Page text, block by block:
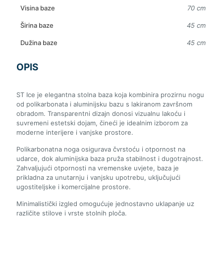
Visina baze 70 cm
Širina baze 45 cm
Dužina baze 45 cm
OPIS
ST Ice je elegantna stolna baza koja kombinira prozirnu nogu
od polikarbonata i aluminijsku bazu s lakiranom završnom
obradom. Transparentni dizajn donosi vizualnu lakoću i
suvremeni estetski dojam, čineći je idealnim izborom za
moderne interijere i vanjske prostore.
Polikarbonatna noga osigurava čvrstoću i otpornost na
udarce, dok aluminijska baza pruža stabilnost i dugotrajnost.
Zahvaljujući otpornosti na vremenske uvjete, baza je
prikladna za unutarnju i vanjsku upotrebu, uključujući
ugostiteljske i komercijalne prostore.
Minimalistički izgled omogućuje jednostavno uklapanje uz
različite stilove i vrste stolnih ploča.